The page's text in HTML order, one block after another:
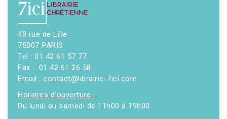
48 rue de Lille
75007 PARIS
Tel : 01 42 61 57 77
Fax : 01 42 61 26 58
Email : contact@librairie-7ici.com
Horaires d'ouverture :
Du lundi au samedi de 11h00 à 19h00